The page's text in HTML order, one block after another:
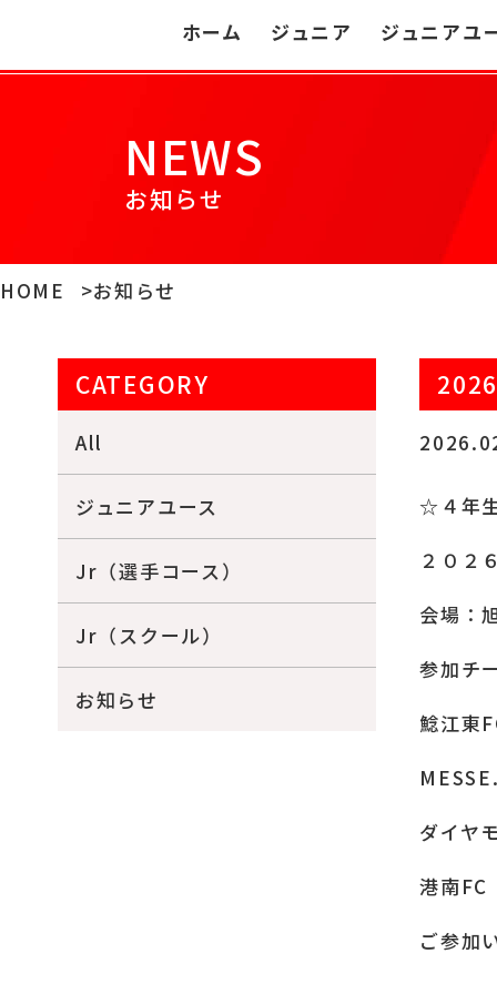
ホーム ジュニア ジュニアユ
NEWS
お知らせ
HOME お知らせ
☆４年
２０２
会場：
参加チ
鯰江東
ダイヤ
港南FC
ご参加
CATEGORY
All
ジュニアユース
Jr（選手コース）
Jr（スクール）
お知らせ